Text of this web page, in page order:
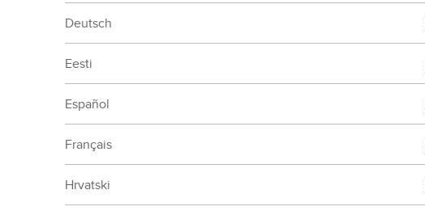
Deutsch
Eesti
Español
Français
Hrvatski